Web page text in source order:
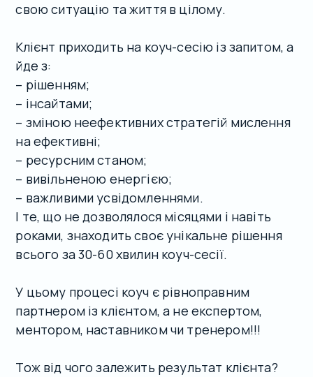
свою ситуацію та життя в цілому.
Клієнт приходить на коуч-сесію із запитом, а
йде з:
– рішенням;
– інсайтами;
– зміною неефективних стратегій мислення
на ефективні;
– ресурсним станом;
– вивільненою енергією;
– важливими усвідомленнями.
І те, що не дозволялося місяцями і навіть
роками, знаходить своє унікальне рішення
всього за 30-60 хвилин коуч-сесії.
У цьому процесі коуч є рівноправним
партнером із клієнтом, а не експертом,
ментором, наставником чи тренером!!!
Тож від чого залежить результат клієнта?